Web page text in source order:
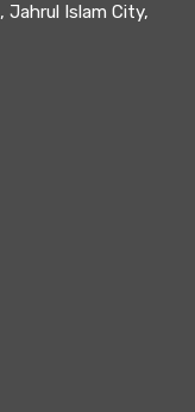
Jahrul Islam City,